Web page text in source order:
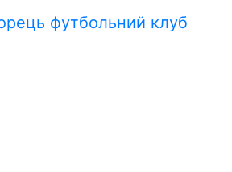
футбольний клуб